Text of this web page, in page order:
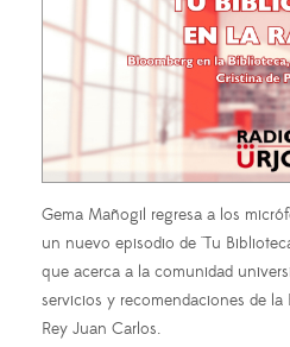
Gema Mañogil regresa a los
un nuevo episodio de "Tu
que acerca a la comunidad
servicios y recomendaciones de la
Rey Juan Carlos.